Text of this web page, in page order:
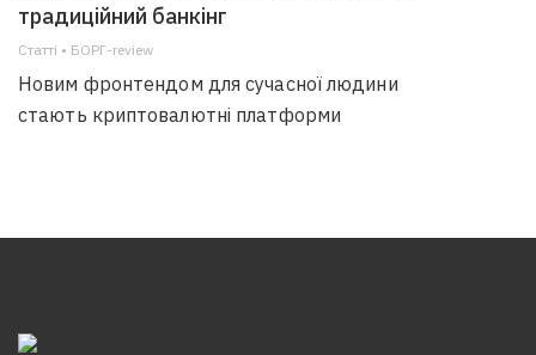
традиційний банкінг
Статті • БОРГ-review
Новим фронтендом для сучасної людини
стають криптовалютні платформи